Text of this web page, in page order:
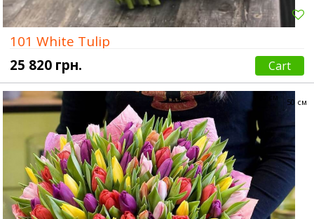
101 White Tulip
25 820 грн.
Cart
50 см
70 см